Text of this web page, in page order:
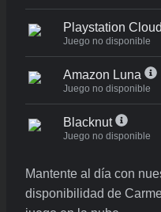
Playstation Cloud
Juego no disponible
Amazon Luna
Juego no disponible
Blacknut
Juego no disponible
Mantente al día con
disponibilidad de